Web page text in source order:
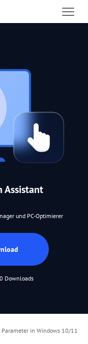
Assistant
und PC-Optimierer
Downloads
in Windows 10/11